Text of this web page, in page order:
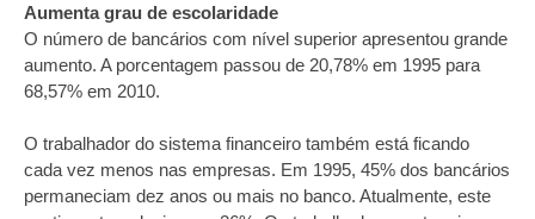
Aumenta grau de escolaridade
O número de bancários com nível superior apresentou grande
aumento. A porcentagem passou de 20,78% em 1995 para
68,57% em 2010.
O trabalhador do sistema financeiro também está ficando
cada vez menos nas empresas. Em 1995, 45% dos bancários
permaneciam dez anos ou mais no banco. Atualmente, este